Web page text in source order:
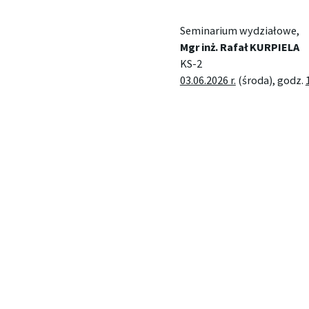
Seminarium wydziałowe,
Mgr inż. Rafał KURPIELA
KS-2
03.06.2026 r. (środa), godz.